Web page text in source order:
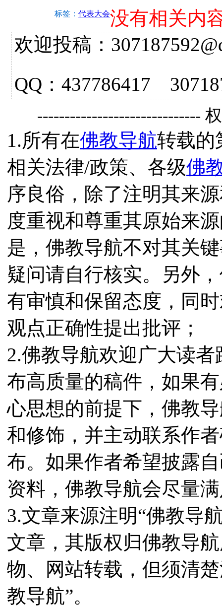
标签： 代表大会没有相关内
欢迎投稿：
QQ：437786417
------------------------------
1.所有在佛教导航转载的
相关法律/政策、各级佛
序良俗，除了注明其来
度重视和尊重其原始来
是，佛教导航不对其关
疑问请自行核实。另外
有审慎和保留态度，同
观点正确性提出批评；
2.佛教导航欢迎广大读
布高质量的稿件，如果
心思想的前提下，佛教
和修饰，并主动联系作
布。如果作者希望披露
资料，佛教导航会尽量
3.文章来源注明“佛教导
文章，其版权归佛教导
物、网站转载，但须清
教导航”。